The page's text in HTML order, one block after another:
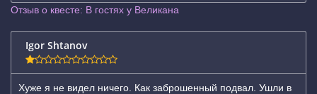
Отзыв о квесте: В гостях у Великана
Igor Shtanov
Хуже я не видел ничего. Как заброшенный подвал. Ушли в